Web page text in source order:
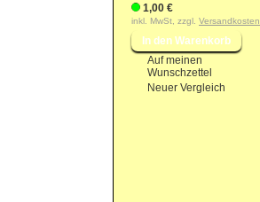
1,00 €
inkl. MwSt, zzgl. Versandkosten
Auf meinen
Wunschzettel
Neuer Vergleich